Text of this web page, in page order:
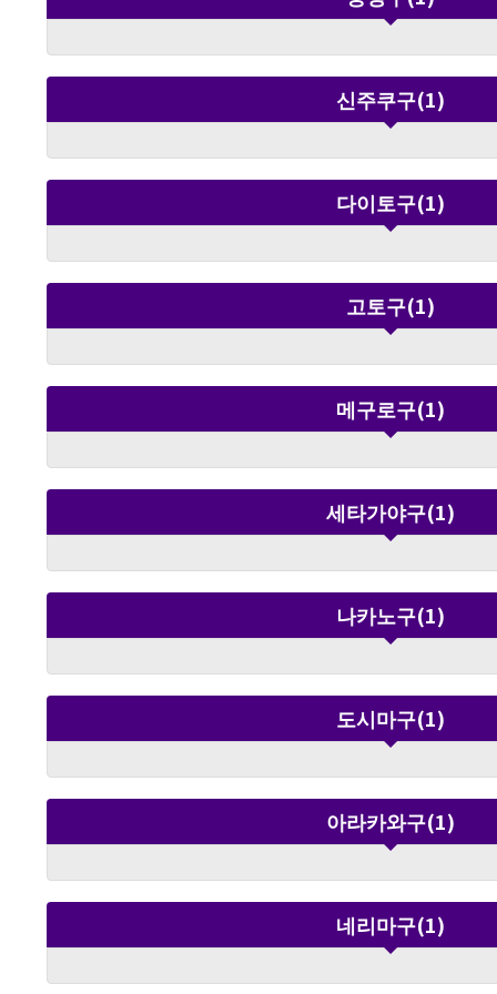
지엄의 입장료는 별도입니다. 이벤
이들이 우주비행사
리어 스티커’를 받을 수 있습니다
넛 스누피’ 그리팅 개최 첫날인 7월 18일(토)에는 우주복
12:30～13:00,
부모와 아이가 함께 즐기는
망원경 만들기 워크
누피나 좋아하는 일
는 워크숍입니다. 무더운 계절 외출에도 추천 여름방학
기간에 개최되어 가
장소：스누피 뮤지엄 입구 시간：10:00
12:30～13:00／14:30～15:00 나만
まちライブラリー 대상：스누피 뮤지엄에 입장한 4세~
초등학생 이하 어린이 및 보호자 체
좋아하시는 분, 부
학 이벤트를 찾는
하고 싶은 분께 추천
町田グランベリー
다. ※「아스트로넛 스누피」 그리팅은 대기열이 끊길
경우 조기 종료될
신주쿠구(1)
다이토구(1)
고토구(1)
메구로구(1)
세타가야구(1)
나카노구(1)
도시마구(1)
아라카와구(1)
네리마구(1)